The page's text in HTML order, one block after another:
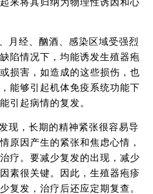
来将其归纳为物理性诱因和心
月经、酗酒、感染区域受强烈
陷情况下，均能诱发生殖器疱
损害，如造成的这些损伤，也
能够引起机体免疫系统功能下
引起病情的复发。
现，长期的精神紧张很容易导
原因产生的紧张和焦虑心情，
疗。要减少复发的出现，减少
素很关键。因此，生殖器疱疹
复发，治疗后还应定期复查。